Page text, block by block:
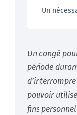
Un
Un congé
période
pouvoir
fins